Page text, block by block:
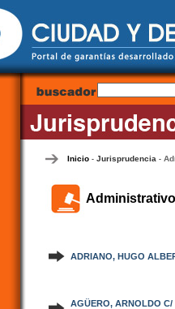
Inicio - Jurisprudencia -
Administrativo
ADRIANO, HUGO
AGÜERO, ARNOLDO